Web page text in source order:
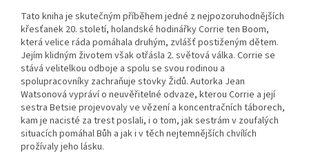
Tato kniha je skutečným příběhem jedné z nejpozoruhodnějších
křesťanek 20. století, holandské hodinářky Corrie ten Boom,
která velice ráda pomáhala druhým, zvlášť postiženým dětem.
Jejím klidným životem však otřásla 2. světová válka. Corrie se
stává velitelkou odboje a spolu se svou rodinou a
spolupracovníky zachraňuje stovky Židů. Autorka Jean
Watsonová vypráví o neuvěřitelné odvaze, kterou Corrie a její
sestra Betsie projevovaly ve vězení a koncentračních táborech,
kam je nacisté za trest poslali, i o tom, jak sestrám v zoufalých
situacích pomáhal Bůh a jak i v těch nejtemnějších chvílích
prožívaly jeho lásku.